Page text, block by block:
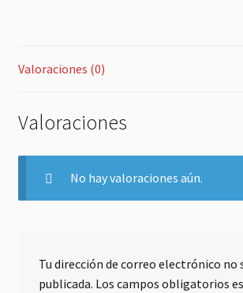
Valoraciones (0)
Valoraciones
No hay valoraciones aún.
Tu dirección de correo electrónico no
publicada. Los campos obligatorios